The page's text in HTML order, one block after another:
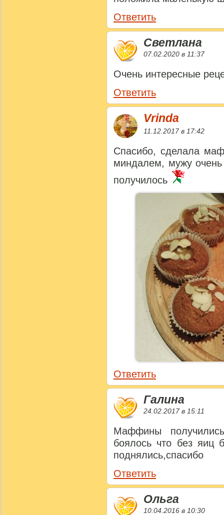
Ответить
Светлана
07.02.2020 в 11:37
Очень интересные
Ответить
Vrinda
11.12.2017 в 17:42
Спасибо, сделала
миндалем, мужу
получилось
Ответить
Галина
24.02.2017 в 15:11
Маффины
боялось что без яиц
поднялись,спасибо
Ответить
Ольга
10.04.2016 в 10:30